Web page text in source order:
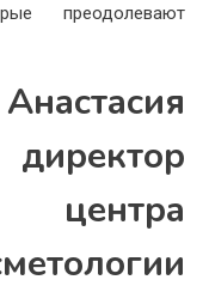
преодолевают
центра